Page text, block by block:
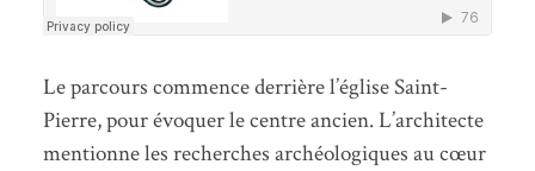
Le parcours commence derrière l’église Saint-
Pierre, pour évoquer le centre ancien. L’architecte
mentionne les recherches archéologiques au cœur